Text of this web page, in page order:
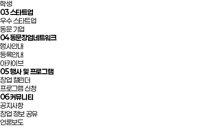
학생
03스타트업
우수 스타트업
동문 기업
04동문창업네트워크
행사안내
등록안내
아카이브
05행사 및 프로그램
창업 캘린더
프로그램 신청
06커뮤니티
공지사항
창업 정보 공유
언론보도